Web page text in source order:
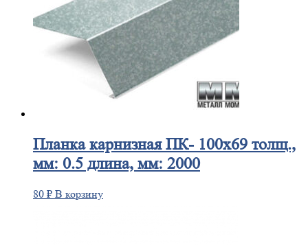
Планкакарнизная ПК- 100х69 толщ.,
мм: 0.5 длина, мм: 2000
80 ₽ В корзину